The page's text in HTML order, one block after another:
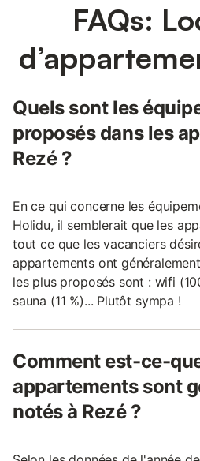
FAQs:
Quels sont les
proposés dans les
Rezé ?
En ce qui concerne les
Holidu, il semblerait que les
tout ce que les vacanciers
appartements ont
les plus proposés sont : wifi
sauna (11 %)... Plutôt sympa !
Comment est-ce-
appartements sont
notés à Rezé ?